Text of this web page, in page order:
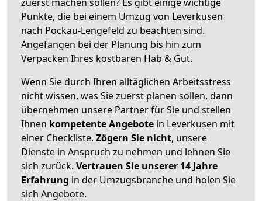
Punkte, die bei einem Umzug von Leverkusen
nach Pockau-Lengefeld zu beachten sind.
Angefangen bei der Planung bis hin zum
Verpacken Ihres kostbaren Hab & Gut.
Wenn Sie durch Ihren alltäglichen Arbeitsstress
nicht wissen, was Sie zuerst planen sollen, dann
übernehmen unsere Partner für Sie und stellen
Ihnen kompetente Angebote in Leverkusen mit
einer Checkliste. Zögern Sie nicht, unsere
Dienste in Anspruch zu nehmen und lehnen Sie
sich zurück. Vertrauen Sie unserer 14 Jahre
Erfahrung in der Umzugsbranche und holen Sie
sich Angebote.